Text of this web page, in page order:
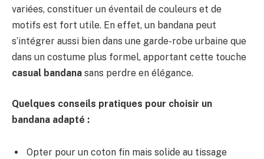
variées, constituer un éventail de couleurs et de
motifs est fort utile. En effet, un bandana peut
s’intégrer aussi bien dans une garde-robe urbaine que
dans un costume plus formel, apportant cette touche
casual bandana sans perdre en élégance.
Quelques conseils pratiques pour choisir un
bandana adapté :
Opter pour un coton fin mais solide au tissage